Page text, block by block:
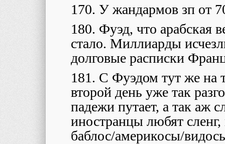
170. У жандармов зп от
180. Фуэд, что арабская
стало. Миллиарды
долговые расписки
181. С Фуэдом тут же
второй день уже так
падежи путает, а так аж
иностранцы любят
баблос/америкосы/